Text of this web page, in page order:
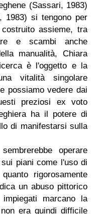
(Sassari, 1983)
1983) si tengono per
assieme, tra
e scambi anche
manualità, Chiara
è l'oggetto e la
vitalità singolare
possiamo vedere dai
preziosi ex voto
ha il potere di
di manifestarsi sulla
operare
piani come l'uso di
rigorosamente
un abuso pittorico
marcano la
era quindi difficile